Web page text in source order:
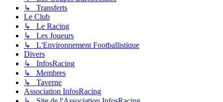
↳ Transferts
Le Club
↳ Le Racing
↳ Les Joueurs
↳ L'Environnement Footballistique
Divers
↳ InfosRacing
↳ Membres
↳ Taverne
Association InfosRacing